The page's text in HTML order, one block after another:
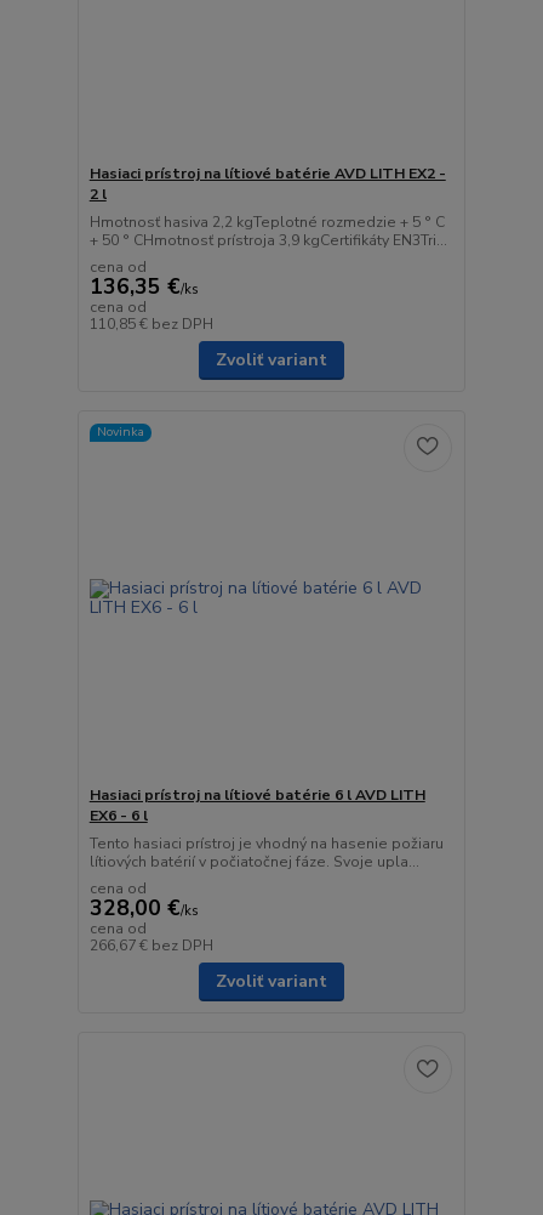
Hasiaci prístroj na lítiové batérie AVD LITH EX2 -
2 l
Hmotnosť hasiva 2,2 kgTeplotné rozmedzie + 5 ° C
+ 50 ° CHmotnosť prístroja 3,9 kgCertifikáty EN3Tri...
cena od
136,35 €/ks
cena od
110,85 € bez DPH
Zvoliť variant
Novinka
Hasiaci prístroj na lítiové batérie 6 l AVD LITH
EX6 - 6 l
Tento hasiaci prístroj je vhodný na hasenie požiaru
lítiových batérií v počiatočnej fáze. Svoje upla...
cena od
328,00 €/ks
cena od
266,67 € bez DPH
Zvoliť variant